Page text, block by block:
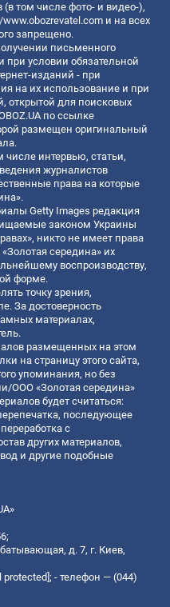
том числе фото- и видео-),
www.obozrevatel.com и на всех
запрещено.
письменного
при условии обязательной
изданий - при
на их использование и при
открытой для поисковых
по ссылке
размещен оригинальный
числе интервью, статьи,
журналистов
права на которые
Getty Images редакция
законом Украины
никто не имеет права
середина» их
воспроизводству,
форме.
точку зрения,
За достоверность
материалах,
размещенных на этом
на страницу этого сайта,
упоминания, но без
ООО «Золотая середина»
будет считаться:
последующее
с
других материалов,
и другие подобные
д. 7, г. Киев,
protected] ; - телефон — (044)